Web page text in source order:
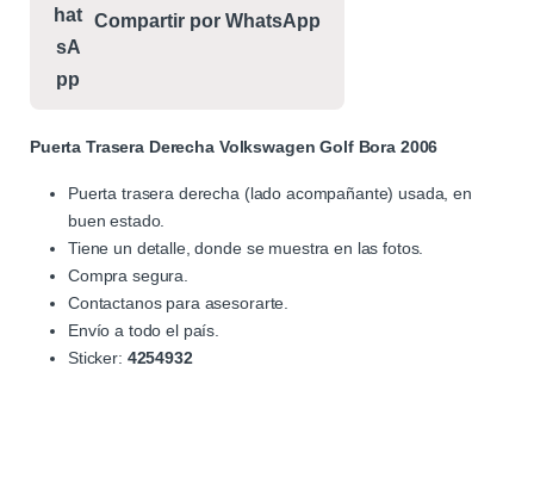
Compartir por WhatsApp
Puerta Trasera Derecha Volkswagen Golf Bora 2006
Puerta trasera derecha (lado acompañante) usada, en
buen estado.
Tiene un detalle, donde se muestra en las fotos.
Compra segura.
Contactanos para asesorarte.
Envío a todo el país.
Sticker: 4254932